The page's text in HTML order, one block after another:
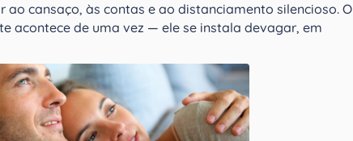
cansaço, às contas e ao distanciamento silencioso. O
acontece de uma vez — ele se instala devagar, em